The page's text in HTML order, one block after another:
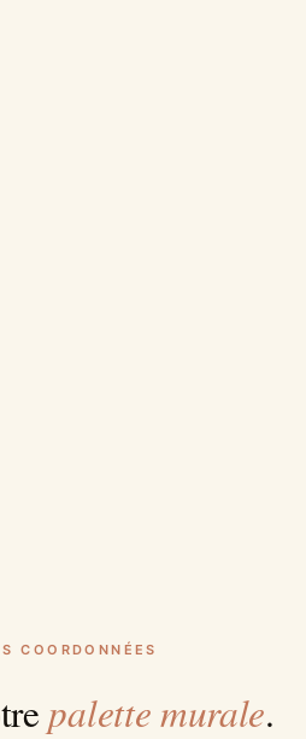
COORDONNÉES
palette murale.